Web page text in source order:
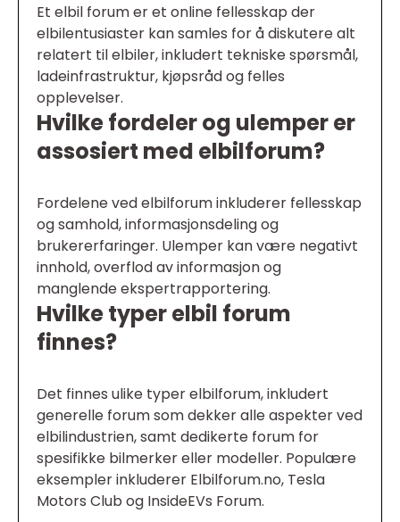
Et elbil forum er et online fellesskap der
elbilentusiaster kan samles for å diskutere alt
relatert til elbiler, inkludert tekniske spørsmål,
ladeinfrastruktur, kjøpsråd og felles
opplevelser.
Hvilke fordeler og ulemper er
assosiert med elbilforum?
Fordelene ved elbilforum inkluderer fellesskap
og samhold, informasjonsdeling og
brukererfaringer. Ulemper kan være negativt
innhold, overflod av informasjon og
manglende ekspertrapportering.
Hvilke typer elbil forum
finnes?
Det finnes ulike typer elbilforum, inkludert
generelle forum som dekker alle aspekter ved
elbilindustrien, samt dedikerte forum for
spesifikke bilmerker eller modeller. Populære
eksempler inkluderer Elbilforum.no, Tesla
Motors Club og InsideEVs Forum.